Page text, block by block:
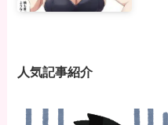
人気記事紹介